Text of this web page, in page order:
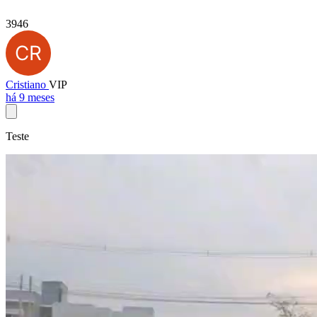
3946
Cristiano VIP
há 9 meses
Teste